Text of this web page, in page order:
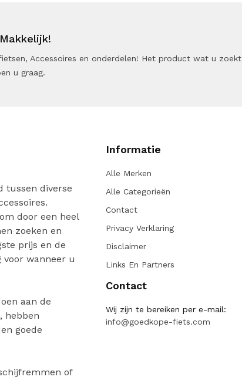
Accessoires en onderdelen! Het product wat u zoekt
u graag.
tussen diverse
door een heel
zoeken en
prijs en de
voor wanneer u
aan de
hebben
goede
of
Informatie
Alle Merken
Alle Categorieën
Contact
Privacy Verklaring
Disclaimer
Links En Partners
Contact
Wij zijn te bereiken per e-mail:
info@goedkope-fiets.com